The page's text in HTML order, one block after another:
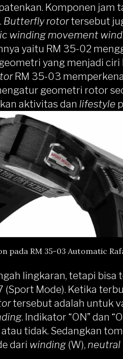
Komponen jam
Butterfly rotortersebut
winding movement
yaitu RM 35-02
yang menjadi ciri
RM 35-03
geometri rotor
aktivitas dan lifestyle
pada RM 35-03 Automatic
lingkaran, tetapi bisa
Mode). Ketika
tersebut adalah untuk
. Indikator “ON” dan
tidak. Sedangkan
dari winding (W), neutral